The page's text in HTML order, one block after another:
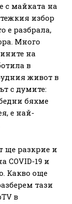
с майката на
избор
е разбрала,
Много
на
в
живот в
с думите:
бяхме
е най-
ще разкрие и
COVID-19 и
Какво още
тази
в